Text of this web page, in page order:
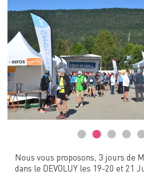
Nous vous proposons, 3 jours de
dans le DEVOLUY les 19-20 et 21